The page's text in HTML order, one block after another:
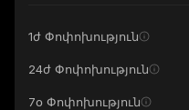
1ժ Փոփոխություն
24ժ Փոփոխություն
7օ Փոփոխություն